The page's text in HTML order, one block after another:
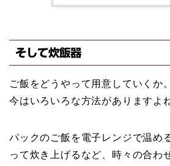
そして炊飯器
ご飯をどうやって用意していくか。
今はいろいろな方法がありますよ
パックのご飯を電子レンジで温め
って炊き上げるなど、時々の合わ